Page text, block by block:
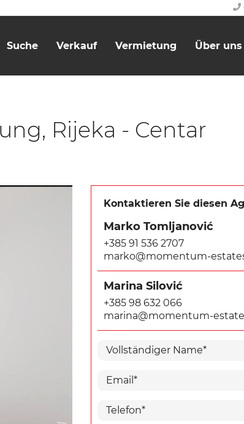
Suche Verkauf Vermietung Über uns
Rijeka - Centar
Kontaktieren Sie diesen
Marko Tomljanović
+385 91 536 2707
marko@momentum-
Marina Silović
+385 98 632 066
marina@momentum-